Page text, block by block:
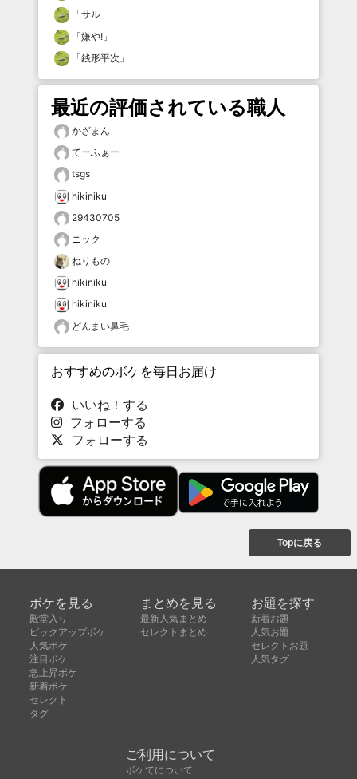
「サル 」
「嫌や! 」
「銭形平次 」
最近の評価されている職人
かざまん
てーふぁー
tsgs
hikiniku
29430705
ニック
ねりもの
hikiniku
hikiniku
どんまい鼻毛
おすすめのボケを毎日お届け
いいね！する
フォローする
フォローする
Topに戻る
ボケを見る
殿堂入り
ピックアップボケ
人気ボケ
注目ボケ
急上昇ボケ
新着ボケ
セレクト
タグ
まとめを見る
最新人気まとめ
セレクトまとめ
お題を探す
新着お題
人気お題
セレクトお題
人気タグ
ご利用について
ボケてについて